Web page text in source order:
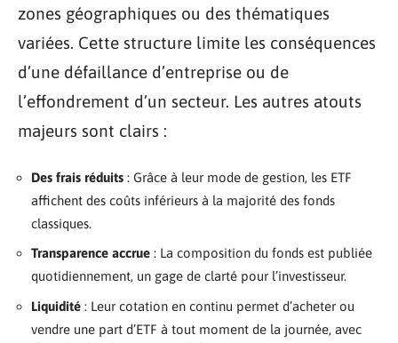
zones géographiques ou des thématiques
variées. Cette structure limite les conséquences
d’une défaillance d’entreprise ou de
l’effondrement d’un secteur. Les autres atouts
majeurs sont clairs :
Des frais réduits : Grâce à leur mode de gestion, les ETF
affichent des coûts inférieurs à la majorité des fonds
classiques.
Transparence accrue : La composition du fonds est publiée
quotidiennement, un gage de clarté pour l’investisseur.
Liquidité : Leur cotation en continu permet d’acheter ou
vendre une part d’ETF à tout moment de la journée, avec